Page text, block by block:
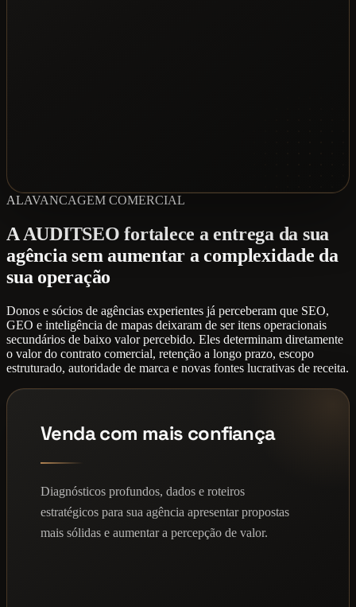
ALAVANCAGEM COMERCIAL
A AUDITSEO fortalece a entrega da sua
agência sem aumentar a complexidade da
sua operação
Donos e sócios de agências experientes já perceberam que SEO,
GEO e inteligência de mapas deixaram de ser itens operacionais
secundários de baixo valor percebido. Eles determinam diretamente
o valor do contrato comercial, retenção a longo prazo, escopo
estruturado, autoridade de marca e novas fontes lucrativas de receita.
Venda com mais confiança
Diagnósticos profundos, dados e roteiros
estratégicos para sua agência apresentar propostas
mais sólidas e aumentar a percepção de valor.